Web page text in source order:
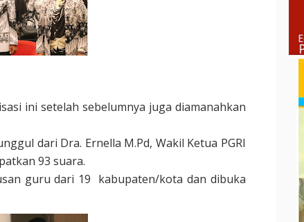
ini setelah sebelumnya juga diamanahkan
dari Dra. Ernella M.Pd, Wakil Ketua PGRI
93 suara.
guru dari 19 kabupaten/kota dan dibuka